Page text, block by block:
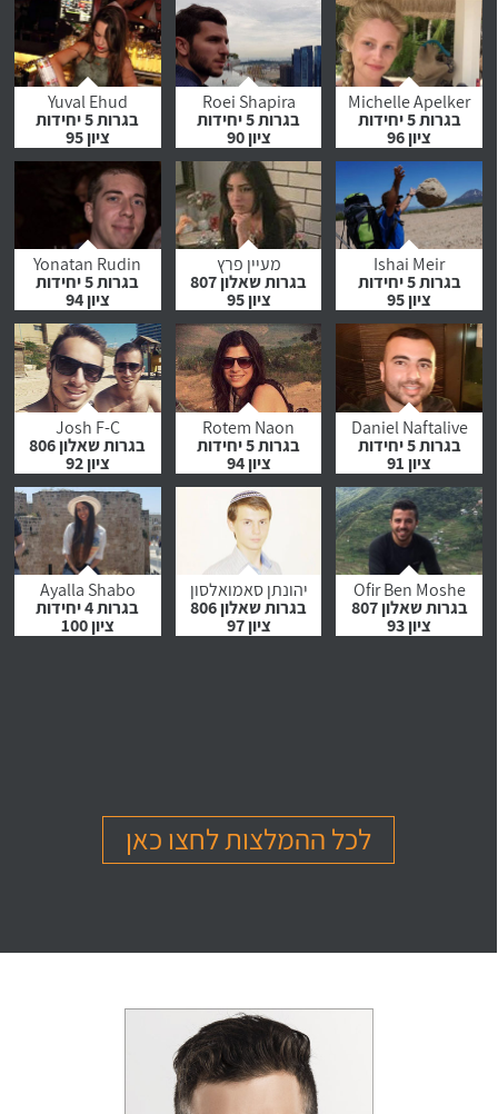
Michelle Apelker
בגרות 5 יחידות
ציון 96
לחץ לצפייה
בהמלצה
Roei Shapira
בגרות 5 יחידות
ציון 90
לחץ לצפייה
בהמלצה
Yuval Ehud
בגרות 5 יחידות
ציון 95
לחץ לצפייה
בהמלצה
Ishai Meir
בגרות 5 יחידות
ציון 95
לחץ לצפייה
בהמלצה
מעיין פרץ
בגרות שאלון 807
ציון 95
לחץ לצפייה
בהמלצה
Yonatan Rudin
בגרות 5 יחידות
ציון 94
לחץ לצפייה
בהמלצה
Daniel Naftalive
בגרות 5 יחידות
ציון 91
לחץ לצפייה
בהמלצה
Rotem Naon
בגרות 5 יחידות
ציון 94
לחץ לצפייה
בהמלצה
Josh F-C
בגרות שאלון 806
ציון 92
לחץ לצפייה
בהמלצה
Ofir Ben Moshe
בגרות שאלון 807
ציון 93
יהונתן סאמואלסון
בגרות שאלון 806
ציון 97
Ayalla Shabo
בגרות 4 יחידות
ציון 100
לחץ לצפייה לחץ לצפייה לחץ לצפייה
ציון 97 ציון 97
לחץ לצפייה
בהמלצה
ציון 100
Maor Cohen
בגרות 4 יחידות
לכל ההמלצות לחצו כאן